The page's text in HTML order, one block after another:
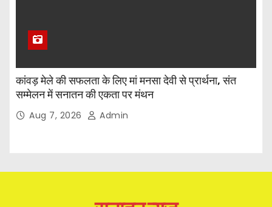
कांवड़ मेले की सफलता के लिए मां मनसा देवी से प्रार्थना, संत
सम्मेलन में सनातन की एकता पर मंथन
Aug 7, 2026 Admin